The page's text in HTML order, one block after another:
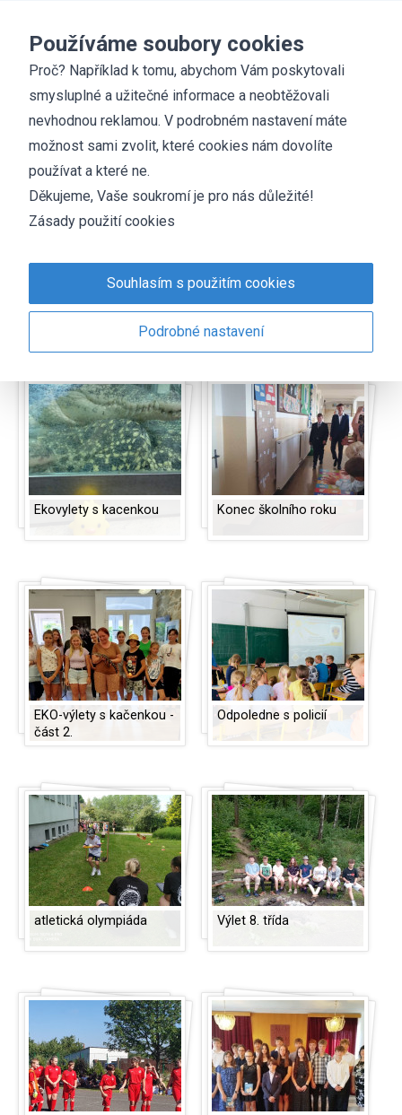
Základní škola
Fotogalerie
2023-2024
Ostatní
Dopravní soutěž
Ekovylety s kacenkou Konec školního roku
EKO-výlety s kačenkou -
část 2.
Odpoledne s policií
atletická olympiáda Výlet 8. třída
Používáme soubory cookies
Proč? Například k tomu, abychom Vám poskytovali
smysluplné a užitečné informace a neobtěžovali
nevhodnou reklamou. V podrobném nastavení máte
možnost sami zvolit, které cookies nám dovolíte
používat a které ne.
Děkujeme, Vaše soukromí je pro nás důležité!
Zásady použití cookies
Souhlasím s použitím cookies
Podrobné nastavení